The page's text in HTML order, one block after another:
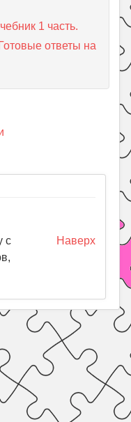
1 часть.
ответы на
Наверх
с